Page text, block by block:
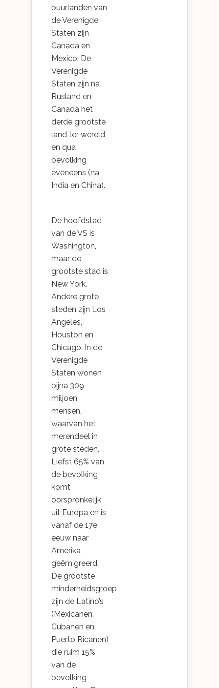
buurlanden van
de Verenigde
Staten zijn
Canada en
Mexico. De
Verenigde
Staten zijn na
Rusland en
Canada het
derde grootste
land ter wereld
en qua
bevolking
eveneens (na
India en China).
De hoofdstad
van de VS is
Washington,
maar de
grootste stad is
New York.
Andere grote
steden zijn Los
Angeles,
Houston en
Chicago. In de
Verenigde
Staten wonen
bijna 309
miljoen
mensen,
waarvan het
merendeel in
grote steden.
Liefst 65% van
de bevolking
komt
oorspronkelijk
uit Europa en is
vanaf de 17e
eeuw naar
Amerika
geëmigreerd.
De grootste
minderheidsgroep
zijn de Latino’s
(Mexicanen,
Cubanen en
Puerto Ricanen)
die ruim 15%
van de
bevolking